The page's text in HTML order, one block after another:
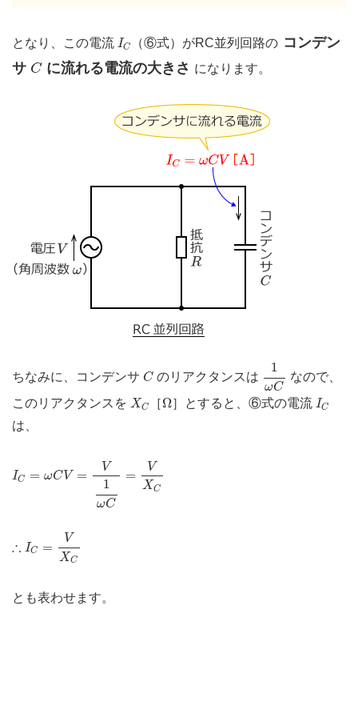
となり、この電流 IC
IC （⑥式）がRC並列回路の コンデン
サ C
Cに流れる電流の大きさ になります。
ちなみに、コンデンサ C
Cのリアクタンスは
1
ωC
ω
なので、
このリアクタンスを XC
XC ［Ω
Ω］とすると、⑥式の電流IC
IC
は、
IC = ωCV =
V
1
ωC
=
V
XC
C=
∴ IC =
V
XC
C
とも表わせます。